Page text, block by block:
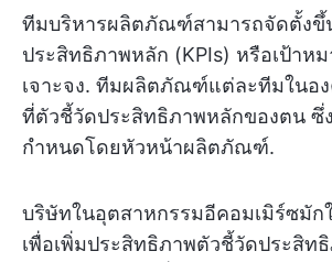
ทีมบริหารผลิตภัณฑ์สามารถจัดตั้งขึ้
ประสิทธิภาพหลัก (KPIs) หรือเป้าหม
เจาะจง. ทีมผลิตภัณฑ์แต่ละทีมในอง
ที่ตัวชี้วัดประสิทธิภาพหลักของตน ซึ่
กำหนดโดยหัวหน้าผลิตภัณฑ์.
บริษัทในอุตสาหกรรมอีคอมเมิร์ซมัก
เพื่อเพิ่มประสิทธิภาพตัวชี้วัดประสิท